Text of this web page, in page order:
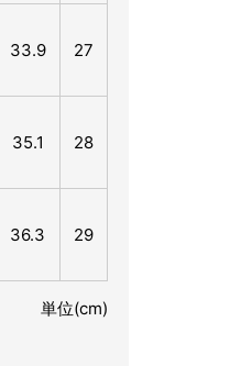
33.9 27
35.1 28
36.3 29
単位(cm)